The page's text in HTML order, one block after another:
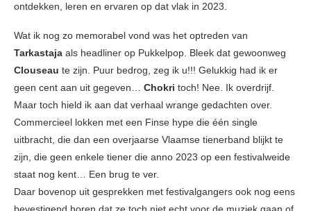
ontdekken, leren en ervaren op dat vlak in 2023.
Wat ik nog zo memorabel vond was het optreden van
Tarkastaja als headliner op Pukkelpop. Bleek dat gewoonweg
Clouseau te zijn. Puur bedrog, zeg ik u!!! Gelukkig had ik er
geen cent aan uit gegeven… Chokri toch! Nee. Ik overdrijf.
Maar toch hield ik aan dat verhaal wrange gedachten over.
Commercieel lokken met een Finse hype die één single
uitbracht, die dan een overjaarse Vlaamse tienerband blijkt te
zijn, die geen enkele tiener die anno 2023 op een festivalweide
staat nog kent… Een brug te ver.
Daar bovenop uit gesprekken met festivalgangers ook nog eens